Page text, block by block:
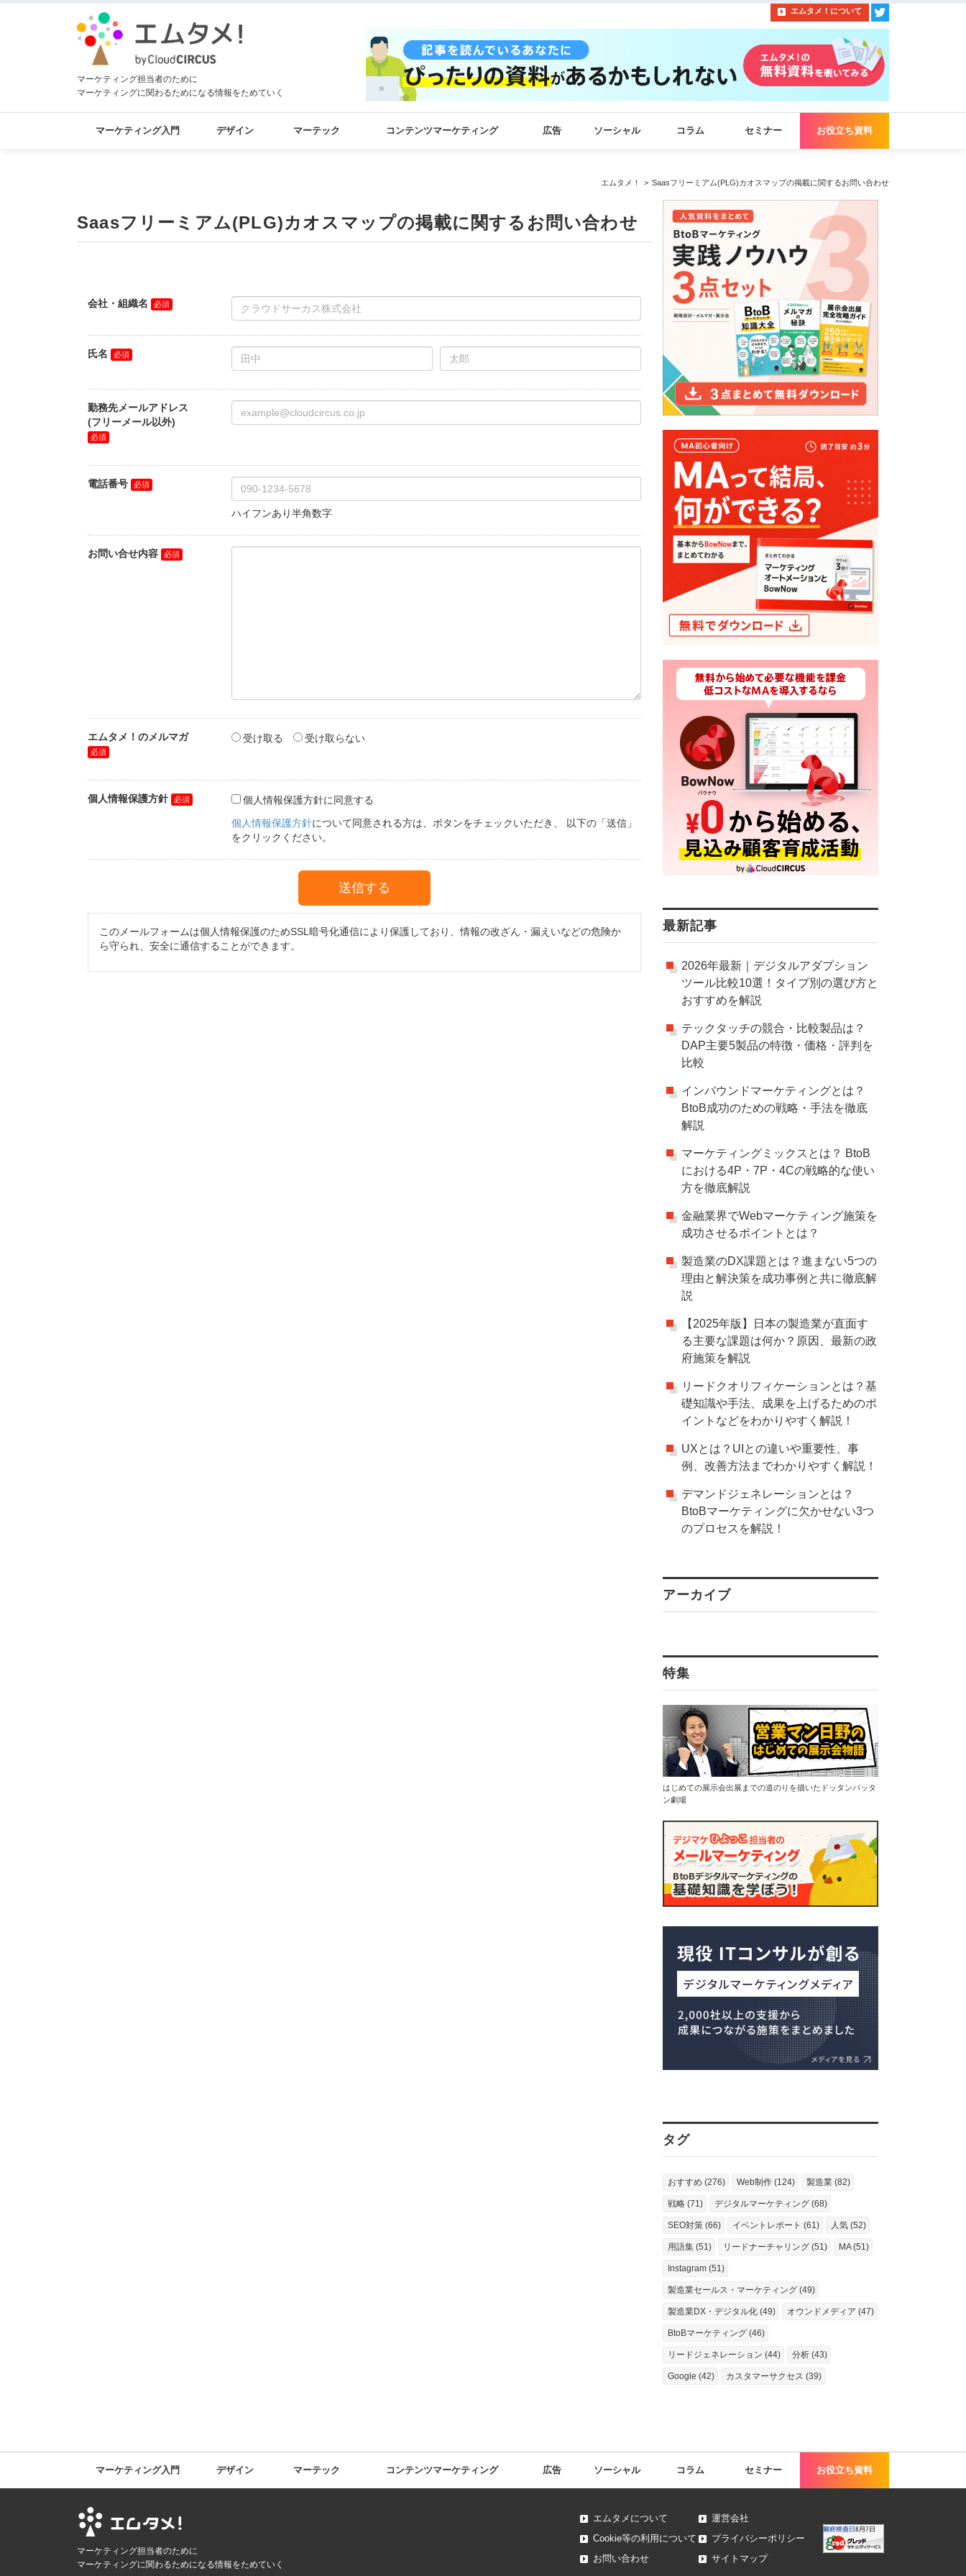
エムタメ！について
マーケティング担当者のために
マーケティングに関わるためになる情報をためていく
マーケティング入門 デザイン マーテック コンテンツマーケティング 広告 ソーシャル コラム セミナー お役立ち資料
エムタメ！ Saasフリーミアム(PLG)カオスマップの掲載に関するお問い合わせ
Saasフリーミアム(PLG)カオスマップの掲載に関するお問い合わせ
最新記事
2026年最新｜デジタルアダプション
ツール比較10選！タイプ別の選び方と
おすすめを解説
テックタッチの競合・比較製品は？
DAP主要5製品の特徴・価格・評判を
比較
インバウンドマーケティングとは？
BtoB成功のための戦略・手法を徹底
解説
マーケティングミックスとは？ BtoB
における4P・7P・4Cの戦略的な使い
方を徹底解説
金融業界でWebマーケティング施策を
成功させるポイントとは？
製造業のDX課題とは？進まない5つの
理由と解決策を成功事例と共に徹底解
説
【2025年版】日本の製造業が直面す
る主要な課題は何か？原因、最新の政
府施策を解説
リードクオリフィケーションとは？基
礎知識や手法、成果を上げるためのポ
イントなどをわかりやすく解説！
UXとは？UIとの違いや重要性、事
例、改善方法までわかりやすく解説！
デマンドジェネレーションとは？
BtoBマーケティングに欠かせない3つ
のプロセスを解説！
アーカイブ
特集
はじめての展示会出展までの道のりを描いたドッタンバッタ
ン劇場
タグ
おすすめ (276) Web制作 (124) 製造業 (82)
戦略 (71) デジタルマーケティング (68)
SEO対策 (66) イベントレポート (61) 人気 (52)
用語集 (51) リードナーチャリング (51) MA (51)
Instagram (51)
製造業セールス・マーケティング (49)
製造業DX・デジタル化 (49) オウンドメディア (47)
BtoBマーケティング (46)
リードジェネレーション (44) 分析 (43)
Google (42) カスタマーサクセス (39)
マーケティング入門 デザイン マーテック コンテンツマーケティング 広告 ソーシャル コラム セミナー お役立ち資料
マーケティング担当者のために
マーケティングに関わるためになる情報をためていく
エムタメについて
運営会社
Cookie等の利用について
プライバシーポリシー
お問い合わせ
サイトマップ